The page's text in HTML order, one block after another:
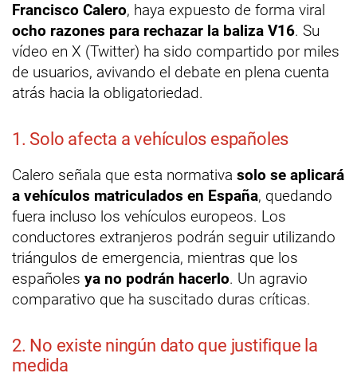
Francisco Calero, haya expuesto de forma viral
ocho razones para rechazar la baliza V16. Su
vídeo en X (Twitter) ha sido compartido por miles
de usuarios, avivando el debate en plena cuenta
atrás hacia la obligatoriedad.
1. Solo afecta a vehículos españoles
Calero señala que esta normativa solo se aplicará
a vehículos matriculados en España, quedando
fuera incluso los vehículos europeos. Los
conductores extranjeros podrán seguir utilizando
triángulos de emergencia, mientras que los
españoles ya no podrán hacerlo. Un agravio
comparativo que ha suscitado duras críticas.
2. No existe ningún dato que justifique la
medida